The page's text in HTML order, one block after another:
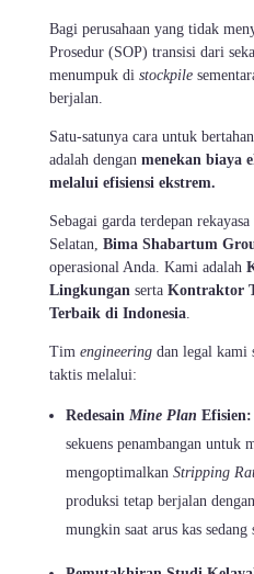
Bagi perusahaan yang tidak
Prosedur (SOP) transisi dari
menumpuk di stockpile
berjalan.
Satu-satunya cara untuk
adalah dengan menekan biaya
melalui efisiensi ekstrem.
Sebagai garda terdepan
Selatan, Bima Shabartum
operasional Anda. Kami adalah
Lingkungan serta Kontraktor
Terbaik di Indonesia
Tim engineering dan legal kami
taktis melalui:
Redesain Mine Plan Efisien:
sekuens penambangan untuk
mengoptimalkanStripping
produksi tetap berjalan
mungkin saat arus kas sedang